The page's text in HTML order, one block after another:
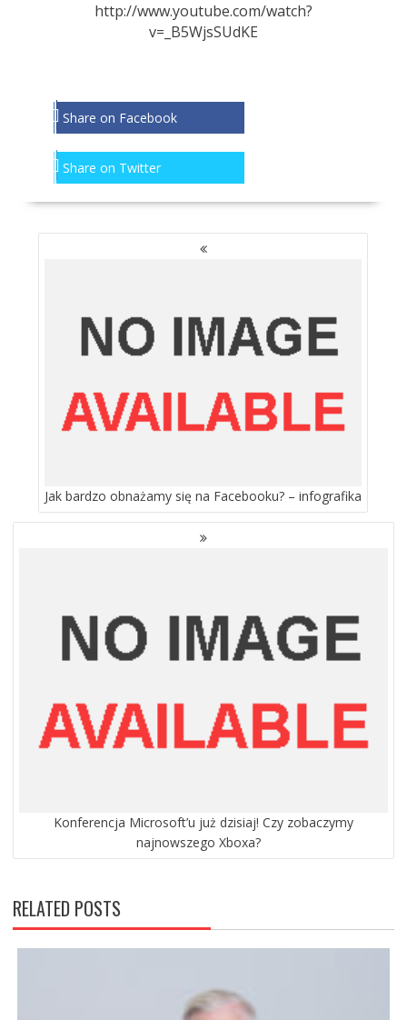
http://www.youtube.com/watch?
v=_B5WjsSUdKE
Share on Facebook
Share on Twitter
NAWIGACJA
Jak bardzo obnażamy się na Facebooku? – infografika
Konferencja Microsoft’u już dzisiaj! Czy zobaczymy
najnowszego Xboxa?
RELATED POSTS